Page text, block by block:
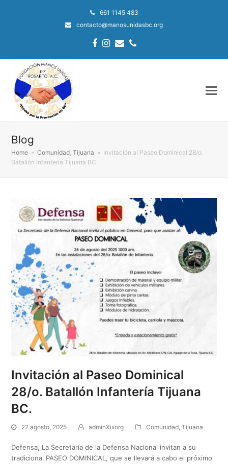
661 1145 483
contacto@manosunidasbc.org
Facebook
Instagram
EmailPhone
Blog
Home » Comunidad,Tijuana » Invitación al Paseo Dominical 28/o.
Batallón Infantería Tijuana BC.
Invitación al Paseo Dominical
28/o. Batallón Infantería Tijuana
BC.
22 agosto, 2025 adminXixorg Comunidad,Tijuana
Defensa, La Secretaría de la Defensa Nacional invitan a su
tradicional PASEO DOMINICAL, que se llevará a cabo el próximo